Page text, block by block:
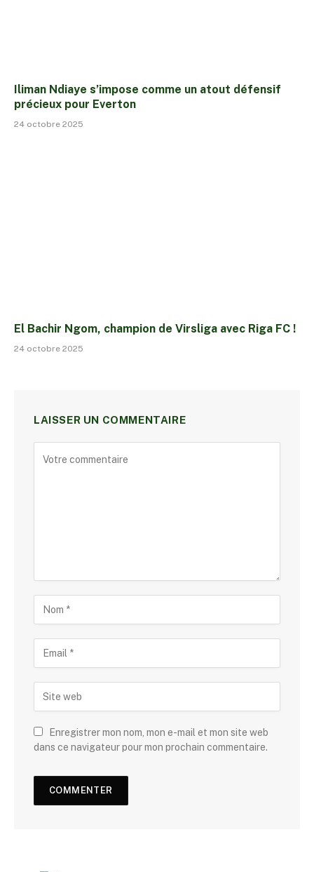
Iliman Ndiaye s’impose comme un atout défensif
précieux pour Everton
24 octobre 2025
El Bachir Ngom, champion de Virsliga avec Riga FC !
24 octobre 2025
LAISSER UN COMMENTAIRE
Enregistrer mon nom, mon e-mail et mon site web
dans ce navigateur pour mon prochain commentaire.